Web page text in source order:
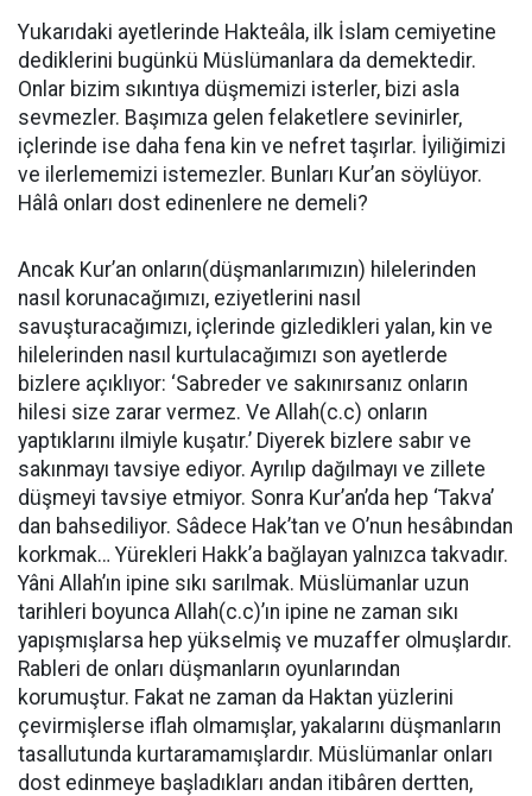
Yukarıdaki ayetlerinde Hakteâla, ilk İslam cemiyetine
dediklerini bugünkü Müslümanlara da demektedir.
Onlar bizim sıkıntıya düşmemizi isterler, bizi asla
sevmezler. Başımıza gelen felaketlere sevinirler,
içlerinde ise daha fena kin ve nefret taşırlar. İyiliğimizi
ve ilerlememizi istemezler. Bunları Kur’an söylüyor.
Hâlâ onları dost edinenlere ne demeli?
Ancak Kur’an onların(düşmanlarımızın) hilelerinden
nasıl korunacağımızı, eziyetlerini nasıl
savuşturacağımızı, içlerinde gizledikleri yalan, kin ve
hilelerinden nasıl kurtulacağımızı son ayetlerde
bizlere açıklıyor: ‘Sabreder ve sakınırsanız onların
hilesi size zarar vermez. Ve Allah(c.c) onların
yaptıklarını ilmiyle kuşatır.’ Diyerek bizlere sabır ve
sakınmayı tavsiye ediyor. Ayrılıp dağılmayı ve zillete
düşmeyi tavsiye etmiyor. Sonra Kur’an’da hep ‘Takva’
dan bahsediliyor. Sâdece Hak’tan ve O’nun hesâbından
korkmak… Yürekleri Hakk’a bağlayan yalnızca takvadır.
Yâni Allah’ın ipine sıkı sarılmak. Müslümanlar uzun
tarihleri boyunca Allah(c.c)’ın ipine ne zaman sıkı
yapışmışlarsa hep yükselmiş ve muzaffer olmuşlardır.
Rableri de onları düşmanların oyunlarından
korumuştur. Fakat ne zaman da Haktan yüzlerini
çevirmişlerse iflah olmamışlar, yakalarını düşmanların
tasallutunda kurtaramamışlardır. Müslümanlar onları
dost edinmeye başladıkları andan itibâren dertten,